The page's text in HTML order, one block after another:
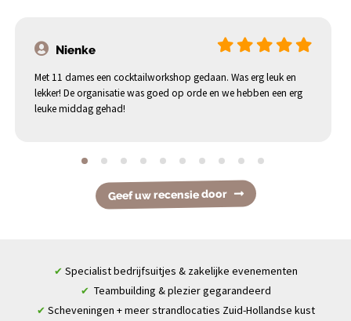
Nienke
Met 11 dames een cocktailworkshop gedaan. Was erg leuk en
lekker! De organisatie was goed op orde en we hebben een erg
leuke middag gehad!
Geef uw recensie door
✔ Specialist bedrijfsuitjes & zakelijke evenementen
✔ Teambuilding & plezier gegarandeerd
✔ Scheveningen + meer strandlocaties Zuid-Hollandse kust